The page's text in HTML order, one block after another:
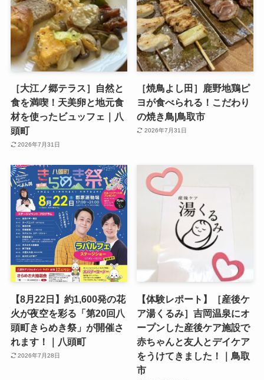
［大江ノ郷テラス］自然と
食を満喫！天美卵と地元食
材を使ったビュッフェ｜八
頭町
2026年7月31日
［焼鳥よし田］鹿野地鶏ピ
ヨが食べられる！こだわり
の焼き鳥|鳥取市
2026年7月31日
【8月22日】約1,600発の花
火が夜空を彩る「第20回八
頭町きらめき祭」が開催さ
れます！｜八頭町
2026年7月28日
【体験レポート】［産後ケ
ア湯くるみ］吉岡温泉にオ
ープンした産後ケア施設で
赤ちゃんと友人とデイケア
をうけてきました！｜鳥取
市